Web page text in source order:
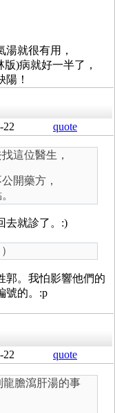
就很有用，
)病就好一半了，
！
22 quote
這位醫生，
開藥方，
去就診了。:)
郭。我怕影響他們的
號的。:p
22 quote
膽瀉肝湯的事